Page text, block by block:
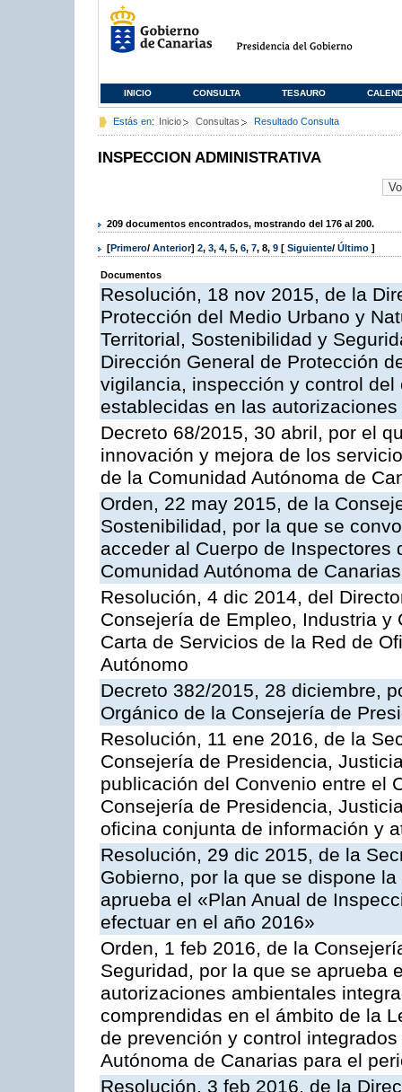
INICIO CONSULTA TESAURO
Estás en: Inicio Consultas Resultado Consulta
INSPECCION ADMINISTRATIVA
209 documentos encontrados, mostrando del 176 al 200.
[Primero/ Anterior] 2, 3, 4, 5, 6, 7, 8, 9 [ Siguiente/ Último ]
Documentos
Resolución, 18 nov 2015, de la
Protección del Medio Urbano y
Territorial, Sostenibilidad y
Dirección General de Protección
vigilancia, inspección y control
establecidas en las
Decreto 68/2015, 30 abril, por el
innovación y mejora de los
de la Comunidad Autónoma de
Orden, 22 may 2015, de la
Sostenibilidad, por la que se
acceder al Cuerpo de
Comunidad Autónoma de Canarias
Resolución, 4 dic 2014, del
Consejería de Empleo, Industria
Carta de Servicios de la Red de
Autónomo
Decreto 382/2015, 28 diciembre,
Orgánico de la Consejería de
Resolución, 11 ene 2016, de la
Consejería de Presidencia,
publicación del Convenio entre el
Consejería de Presidencia,
oficina conjunta de información y
Resolución, 29 dic 2015, de la
Gobierno, por la que se dispone
aprueba el «Plan Anual de
efectuar en el año 2016»
Orden, 1 feb 2016, de la
Seguridad, por la que se aprueba
autorizaciones ambientales
comprendidas en el ámbito de la
de prevención y control
Autónoma de Canarias para el
Resolución, 3 feb 2016, de la